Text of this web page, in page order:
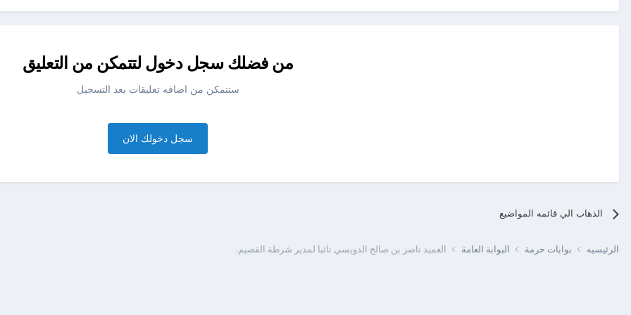
من فضلك سجل دخول لتتمكن من التعليق
ستتمكن من اضافه تعليقات بعد التسجيل
سجل دخولك الان
الذهاب الي قائمه المواضيع
الرئيسيه بوابات حرمة البوابة العامة العميد ناصر بن صالح الدويسي نائبا لمدير شرطة القصيم.